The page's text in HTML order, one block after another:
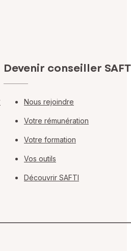
Devenir conseiller
Nous rejoindre
Votre rémunération
Votre formation
Vos outils
Découvrir SAFTI